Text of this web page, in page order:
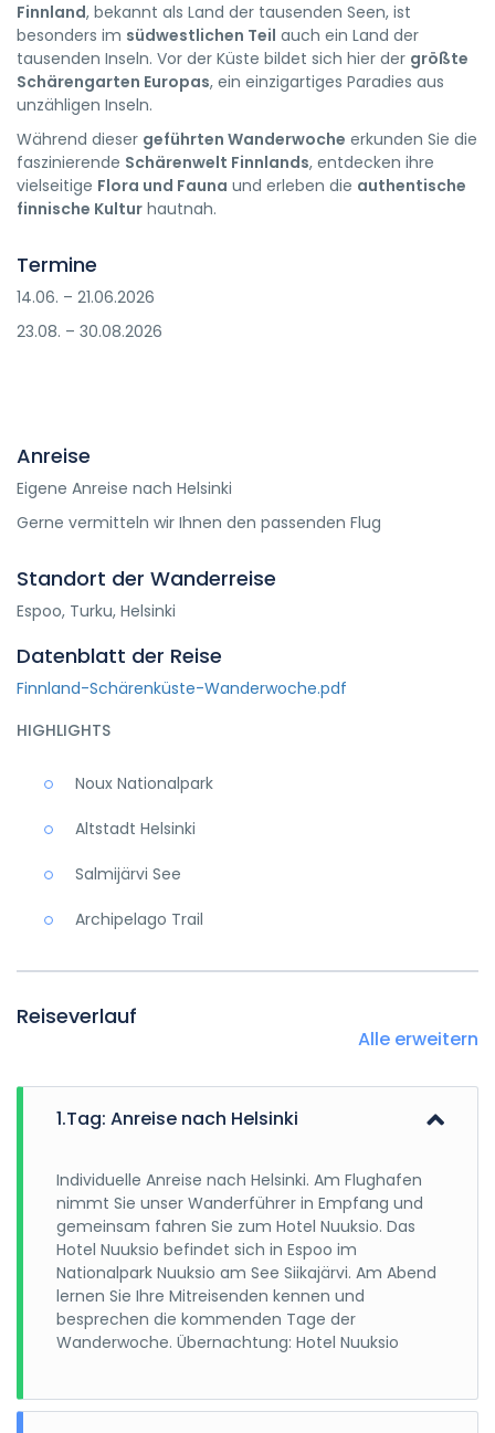
Finnland, bekannt als Land der tausenden Seen, ist
besonders im südwestlichen Teil auch ein Land der
tausenden Inseln. Vor der Küste bildet sich hier der größte
Schärengarten Europas, ein einzigartiges Paradies aus
unzähligen Inseln.
Während dieser geführten Wanderwoche erkunden Sie die
faszinierende Schärenwelt Finnlands, entdecken ihre
vielseitige Flora und Fauna und erleben die authentische
finnische Kultur hautnah.
Termine
14.06. – 21.06.2026
23.08. – 30.08.2026
Anreise
Eigene Anreise nach Helsinki
Gerne vermitteln wir Ihnen den passenden Flug
Standort der Wanderreise
Espoo, Turku, Helsinki
Datenblatt der Reise
Finnland-Schärenküste-Wanderwoche.pdf
HIGHLIGHTS
Noux Nationalpark
Altstadt Helsinki
Salmijärvi See
Archipelago Trail
Reiseverlauf
Alle erweitern
1.Tag: Anreise nach Helsinki
Individuelle Anreise nach Helsinki. Am Flughafen
nimmt Sie unser Wanderführer in Empfang und
gemeinsam fahren Sie zum Hotel Nuuksio. Das
Hotel Nuuksio befindet sich in Espoo im
Nationalpark Nuuksio am See Siikajärvi. Am Abend
lernen Sie Ihre Mitreisenden kennen und
besprechen die kommenden Tage der
Wanderwoche. Übernachtung: Hotel Nuuksio